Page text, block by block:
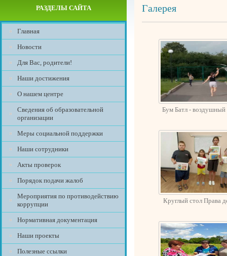
РАЗДЕЛЫ САЙТА
Главная
Новости
Для Вас, родители!
Наши достижения
О нашем центре
Сведения об образовательной
организации
Меры социальной поддержки
Наши сотрудники
Акты проверок
Порядок подачи жалоб
Мероприятия по противодействию
коррупции
Нормативная документация
Наши проекты
Полезные ссылки
Галерея
Бум Батл - воздушный
Круглый стол Права